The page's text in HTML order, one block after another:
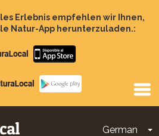
Erlebnis empfehlen wir Ihnen,
Natur-App herunterzuladen.:
Apple
store
Google
Play
German